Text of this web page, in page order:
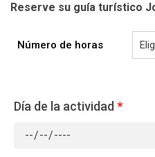
Reserve su guía turístico
Número de horas
Día de la actividad *